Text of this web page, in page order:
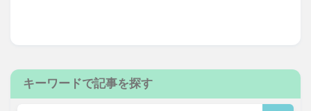
キーワードで記事を探す